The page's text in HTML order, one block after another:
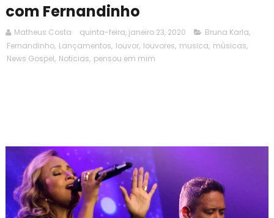
com Fernandinho
Matheus Costa quinta-feira, janeiro 23, 2020 Bruna Karla,
Fernandinho, Lançamentos, louvor, louvores, musica, músicas,
News Gospel, Noticias, pensou em mim